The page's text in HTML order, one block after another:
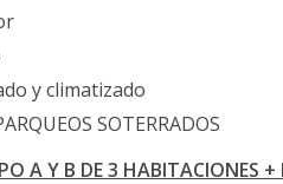
y climatizado
SOTERRADOS
A Y B DE 3 HABITACIONES